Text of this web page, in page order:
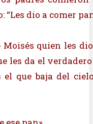
“Les dio a comer
Moisés quien les
les da el
el que baja del